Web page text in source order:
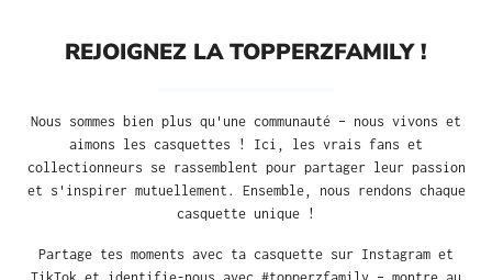
REJOIGNEZ LA TOPPERZFAMILY !
Nous sommes bien plus qu'une communauté – nous vivons et
aimons les casquettes ! Ici, les vrais fans et
collectionneurs se rassemblent pour partager leur passion
et s'inspirer mutuellement. Ensemble, nous rendons chaque
casquette unique !
Partage tes moments avec ta casquette sur Instagram et